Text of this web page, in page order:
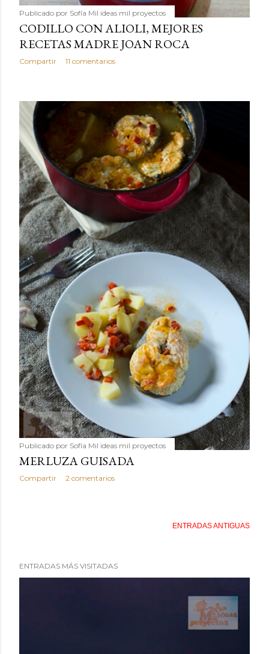
Publicado por Sofía Mil ideas mil proyectos
CODILLO CON ALIOLI, MEJORES
RECETAS MADRE JOAN ROCA
Compartir 11 comentarios
Publicado por Sofía Mil ideas mil proyectos
MERLUZA GUISADA
Compartir 2 comentarios
ENTRADAS ANTIGUAS
ENTRADAS MÁS VISITADAS